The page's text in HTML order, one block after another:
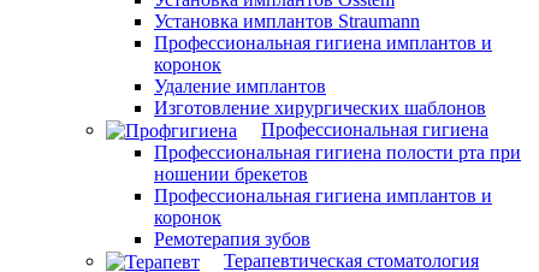
Установка имплантов Straumann
Профессиональная гигиена имплантов и
коронок
Удаление имплантов
Изготовление хирургических шаблонов
Профессиональная гигиена
Профессиональная гигиена полости рта при
ношении брекетов
Профессиональная гигиена имплантов и
коронок
Ремотерапия зубов
Терапевтическая стоматология